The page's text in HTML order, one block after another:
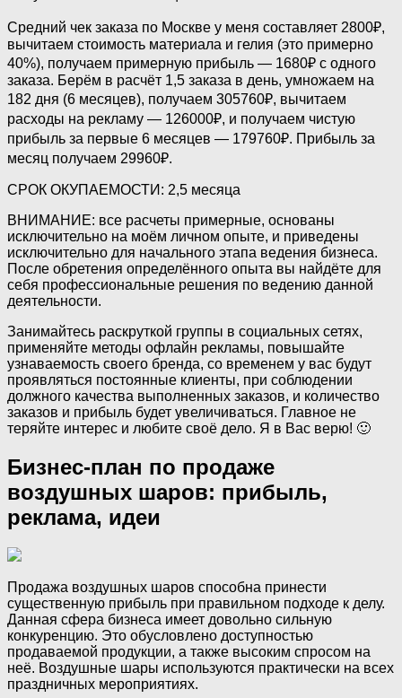
Средний чек заказа по Москве у меня составляет 2800₽,
вычитаем стоимость материала и гелия (это примерно
40%), получаем примерную прибыль — 1680₽ с одного
заказа. Берём в расчёт 1,5 заказа в день, умножаем на
182 дня (6 месяцев), получаем 305760₽, вычитаем
расходы на рекламу — 126000₽, и получаем чистую
прибыль за первые 6 месяцев — 179760₽. Прибыль за
месяц получаем 29960₽.
СРОК ОКУПАЕМОСТИ: 2,5 месяца
ВНИМАНИЕ: все расчеты примерные, основаны
исключительно на моём личном опыте, и приведены
исключительно для начального этапа ведения бизнеса.
После обретения определённого опыта вы найдёте для
себя профессиональные решения по ведению данной
деятельности.
Занимайтесь раскруткой группы в социальных сетях,
применяйте методы офлайн рекламы, повышайте
узнаваемость своего бренда, со временем у вас будут
проявляться постоянные клиенты, при соблюдении
должного качества выполненных заказов, и количество
заказов и прибыль будет увеличиваться. Главное не
теряйте интерес и любите своё дело. Я в Вас верю! 🙂
Бизнес-план по продаже
воздушных шаров: прибыль,
реклама, идеи
Продажа воздушных шаров способна принести
существенную прибыль при правильном подходе к делу.
Данная сфера бизнеса имеет довольно сильную
конкуренцию. Это обусловлено доступностью
продаваемой продукции, а также высоким спросом на
неё. Воздушные шары используются практически на всех
праздничных мероприятиях.